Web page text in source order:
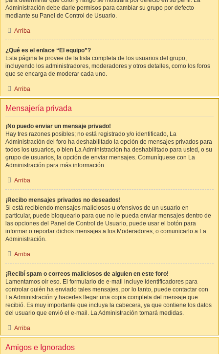
Administración debe darle permisos para cambiar su grupo por defecto
mediante su Panel de Control de Usuario.
Arriba
¿Qué es el enlace “El equipo”?
Esta página le provee de la lista completa de los usuarios del grupo,
incluyendo los administradores, moderadores y otros detalles, como los foros
que se encarga de moderar cada uno.
Arriba
Mensajería privada
¡No puedo enviar un mensaje privado!
Hay tres razones posibles; no está registrado y/o identificado, La
Administración del foro ha deshabilitado la opción de mensajes privados para
todos los usuarios, o bien La Administración ha deshabilitado para usted, o su
grupo de usuarios, la opción de enviar mensajes. Comuníquese con La
Administración para más información.
Arriba
¡Recibo mensajes privados no deseados!
Si está recibiendo mensajes maliciosos u ofensivos de un usuario en
particular, puede bloquearlo para que no le pueda enviar mensajes dentro de
las opciones del Panel de Control de Usuario, puede usar el botón para
informar o reportar dichos mensajes a los Moderadores, o comunicarlo a La
Administración.
Arriba
¡Recibí spam o correos maliciosos de alguien en este foro!
Lamentamos oír eso. El formulario de e-mail incluye identificadores para
controlar quién ha enviado tales mensajes, por lo tanto, puede contactar con
La Administración y hacerles llegar una copia completa del mensaje que
recibió. Es muy importante que incluya la cabecera, ya que contiene los datos
del usuario que envió el e-mail. La Administración tomará medidas.
Arriba
Amigos e Ignorados